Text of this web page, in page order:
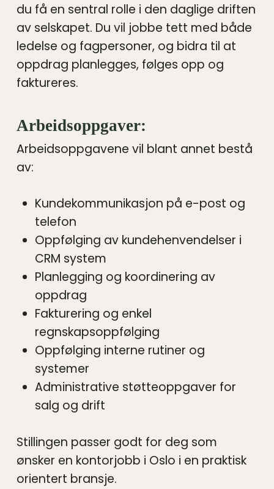
du få en sentral rolle i den daglige driften
av selskapet. Du vil jobbe tett med både
ledelse og fagpersoner, og bidra til at
oppdrag planlegges, følges opp og
faktureres.
Arbeidsoppgaver:
Arbeidsoppgavene vil blant annet bestå
av:
Kundekommunikasjon på e-post og
telefon
Oppfølging av kundehenvendelser i
CRM system
Planlegging og koordinering av
oppdrag
Fakturering og enkel
regnskapsoppfølging
Oppfølging interne rutiner og
systemer
Administrative støtteoppgaver for
salg og drift
Stillingen passer godt for deg som
ønsker en kontorjobb i Oslo i en praktisk
orientert bransje.